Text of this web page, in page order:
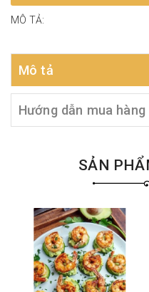
MÔ TẢ:
Mô tả
Hướng dẫn mua hàng
SẢN